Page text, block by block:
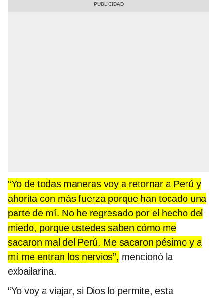
“Yo de todas maneras voy a retornar a Perú y
ahorita con más fuerza porque han tocado una
parte de mí. No he regresado por el hecho del
miedo, porque ustedes saben cómo me
sacaron mal del Perú. Me sacaron pésimo y a
mí me entran los nervios”, mencionó la
exbailarina.
“Yo voy a viajar, si Dios lo permite, esta